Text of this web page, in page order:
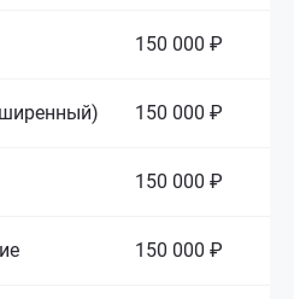
150 000 ₽
150 000 ₽
150 000 ₽
150 000 ₽